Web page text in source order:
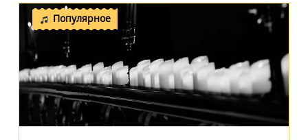
Популярное